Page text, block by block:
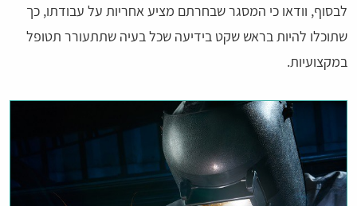
לבסוף, וודאו כי המסגר שבחרתם מציע אחריות על עבודתו, כך
שתוכלו להיות בראש שקט בידיעה שכל בעיה שתתעורר תטופל
במקצועיות.